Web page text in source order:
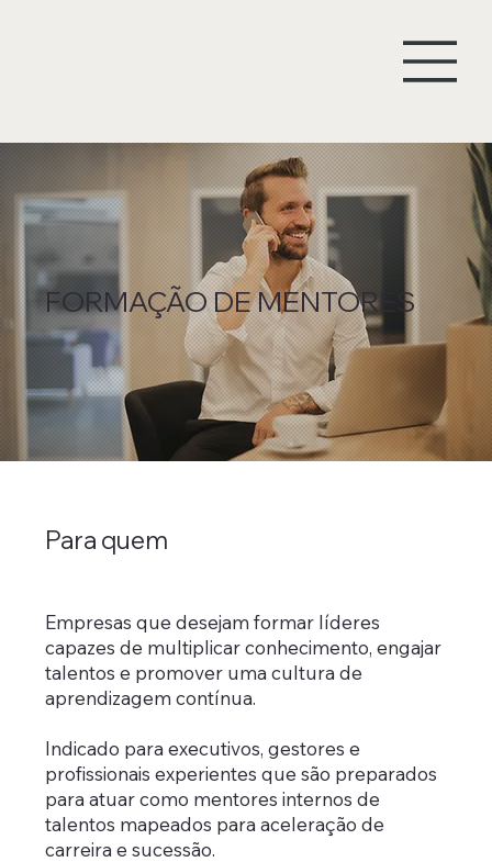
FORMAÇÃO DE MENTORES
Para quem
Empresas que desejam formar líderes
capazes de multiplicar conhecimento, engajar
talentos e promover uma cultura de
aprendizagem contínua.
Indicado para executivos, gestores e
profissionais experientes que são preparados
para atuar como mentores internos de
talentos mapeados para aceleração de
carreira e sucessão.